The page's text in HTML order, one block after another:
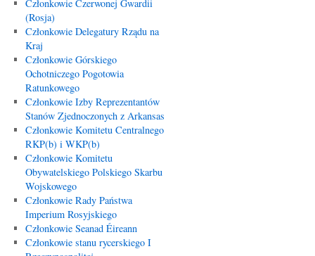
Członkowie Czerwonej Gwardii
(Rosja)
Członkowie Delegatury Rządu na
Kraj
Członkowie Górskiego
Ochotniczego Pogotowia
Ratunkowego
Członkowie Izby Reprezentantów
Stanów Zjednoczonych z Arkansas
Członkowie Komitetu Centralnego
RKP(b) i WKP(b)
Członkowie Komitetu
Obywatelskiego Polskiego Skarbu
Wojskowego
Członkowie Rady Państwa
Imperium Rosyjskiego
Członkowie Seanad Éireann
Członkowie stanu rycerskiego I